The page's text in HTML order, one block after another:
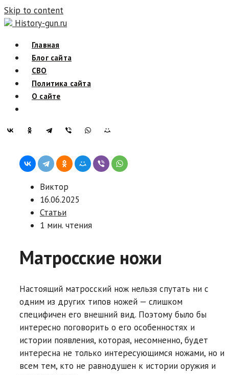
Skip to content
History-gun.ru
Главная
Блог сайта
СВО
Политика сайта
О сайте
Виктор
16.06.2025
Статьи
1 мин. чтения
Матросские ножи
Настоящий матросский нож нельзя спутать ни с
одним из других типов ножей — слишком
специфичен его внешний вид. Поэтому было бы
интересно поговорить о его особенностях и
истории появления, которая, несомненно, будет
интересна не только интересующимся ножами, но и
всем тем, кто не равнодушен к истории оружия и